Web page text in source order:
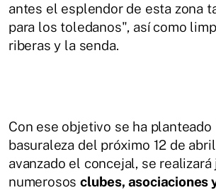
antes el esplendor de esta zona
para los toledanos", así como
riberas y la senda.
Con ese objetivo se ha planteado
basuraleza del próximo 12 de
avanzado el concejal, se realizará
numerososclubes, asociaciones